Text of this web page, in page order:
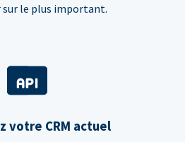
le plus important.
votre CRM actuel